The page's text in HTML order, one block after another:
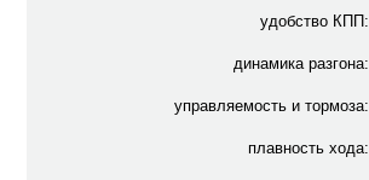
удобство КПП:
динамика разгона:
управляемость и тормоза:
плавность хода: